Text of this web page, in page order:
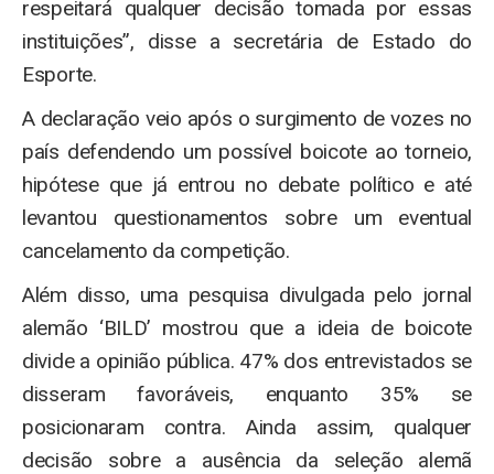
respeitará qualquer decisão tomada por essas
instituições”, disse a secretária de Estado do
Esporte.
A declaração veio após o surgimento de vozes no
país defendendo um possível boicote ao torneio,
hipótese que já entrou no debate político e até
levantou questionamentos sobre um eventual
cancelamento da competição.
Além disso, uma pesquisa divulgada pelo jornal
alemão ‘BILD’ mostrou que a ideia de boicote
divide a opinião pública. 47% dos entrevistados se
disseram favoráveis, enquanto 35% se
posicionaram contra. Ainda assim, qualquer
decisão sobre a ausência da seleção alemã